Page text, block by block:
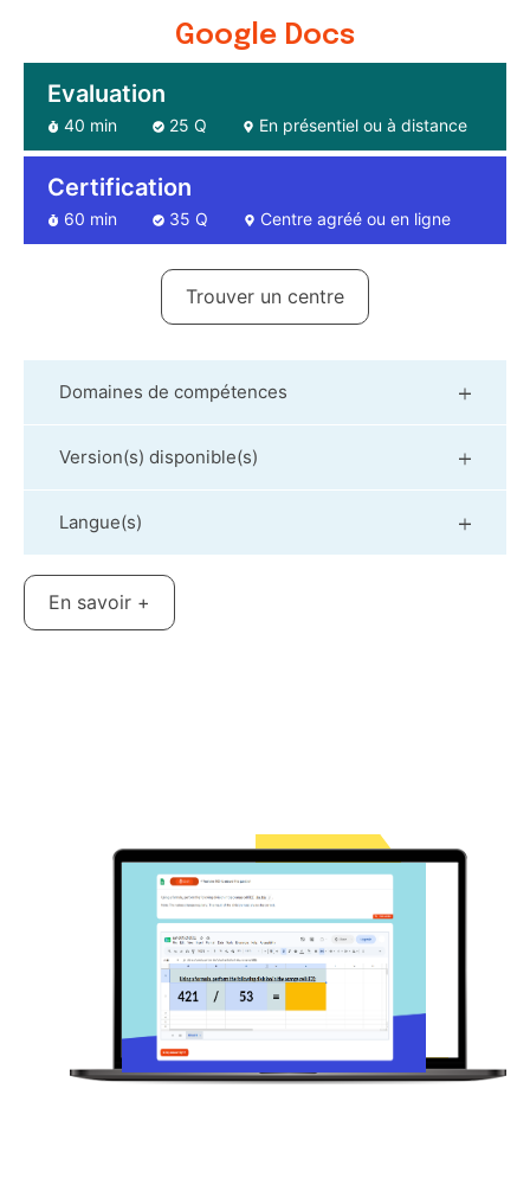
Google Docs
Evaluation
40 min 25 Q En présentiel ou à distance
Certification
60 min 35 Q Centre agréé ou en ligne
Trouver un centre
Domaines de compétences
Version(s) disponible(s)
Langue(s)
En savoir +